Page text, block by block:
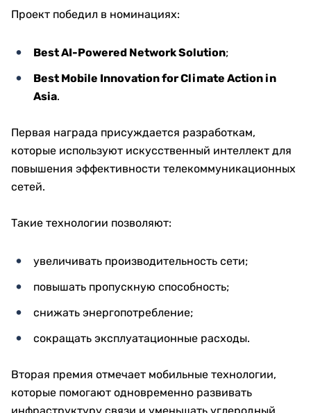
Проект победил в номинациях:
Best AI-Powered Network Solution;
Best Mobile Innovation for Climate Action in
Asia.
Первая награда присуждается разработкам,
которые используют искусственный интеллект для
повышения эффективности телекоммуникационных
сетей.
Такие технологии позволяют:
увеличивать производительность сети;
повышать пропускную способность;
снижать энергопотребление;
сокращать эксплуатационные расходы.
Вторая премия отмечает мобильные технологии,
которые помогают одновременно развивать